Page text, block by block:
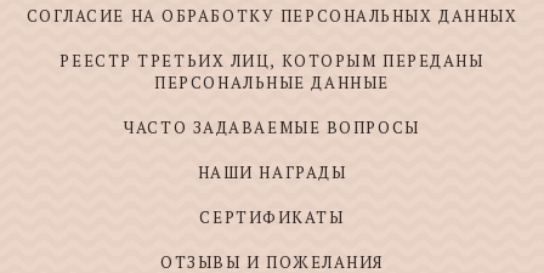
СОГЛАСИЕ НА ОБРАБОТКУ ПЕРСОНАЛЬНЫХ ДАННЫХ
РЕЕСТР ТРЕТЬИХ ЛИЦ, КОТОРЫМ ПЕРЕДАНЫ
ПЕРСОНАЛЬНЫЕ ДАННЫЕ
ЧАСТО ЗАДАВАЕМЫЕ ВОПРОСЫ
НАШИ НАГРАДЫ
СЕРТИФИКАТЫ
ОТЗЫВЫ И ПОЖЕЛАНИЯ